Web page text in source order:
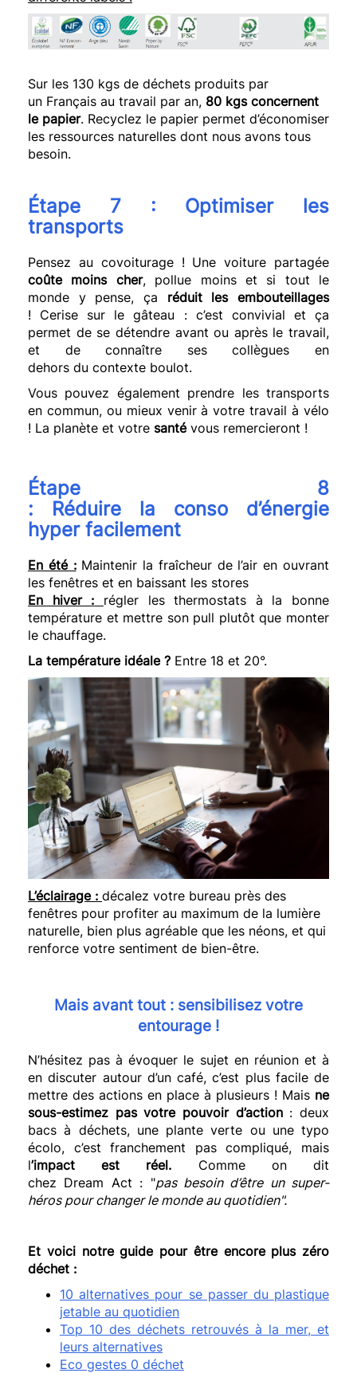
Sur les 130 kgs de déchets produits par
un Français au travail par an, 80 kgsconcernent
le papier. Recyclez le papier permet d’économiser
les ressources naturelles dont nous avons tous
besoin.
Étape 7 : Optimiser les
transports
Pensez au covoiturage !Une voiture partagée
coûte moins cher, pollue moins et si tout le
monde y pense, ça réduit les embouteillages
! Cerise sur le gâteau :c’est convivial et ça
permet de se détendre avant ou après le travail,
et de connaître ses collègues en
dehors du contexte boulot.
Vous pouvez également prendre les transports
en commun, ou mieux venir à votre travail à vélo
! La planète et votre santévous remercieront !
Étape 8
:
Réduire la conso d’énergie
hyper facilement
En été : Maintenir la fraîcheur de l’air en ouvrant
les fenêtres et en baissant les stores
En hiver :
régler les thermostats à la bonne
température et mettre son pull plutôt que monter
le chauffage.
La température idéale ? Entre 18 et 20°.
L’éclairage : décalez votre bureau près des
fenêtres pour profiter au maximum de la lumière
naturelle, bien plus agréable que les néons, et qui
renforce votre sentiment de bien-être.
Mais avant tout : sensibilisez votre
entourage !
N’hésitez pas à évoquer le sujet en réunion et à
en discuter autour d’un café, c’est plus facile de
mettre des actions en place à plusieurs ! Mais ne
sous-estimez pas votre pouvoir d’action: deux
bacs à déchets, une plante verte ou une typo
écolo, c’est franchement pas compliqué, mais
l’impact est réel. Comme on dit
chez Dream Act : "pas besoin d’être un super-
héros pour changer le monde au quotidien".
Et voici notre guide pour être encore plus zéro
déchet :
10 alternatives pour se passer du plastique
jetable au quotidien
Top 10 des déchets retrouvés à la mer, et
leurs alternatives
Eco gestes 0 déchet